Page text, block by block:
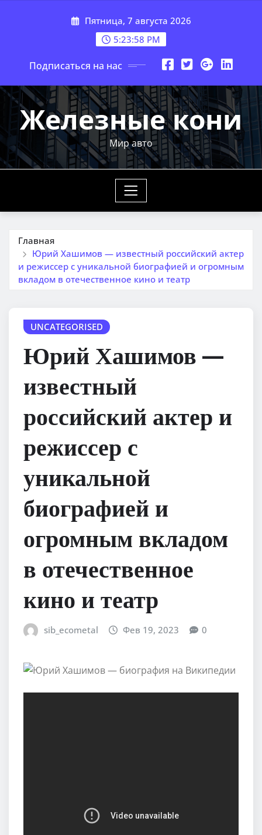
Пятница, 7 августа 2026
5:23:59 PM
Подписаться на нас
Железные кони
Мир авто
Главная
Юрий Хашимов — известный российский актер
и режиссер с уникальной биографией и огромным
вкладом в отечественное кино и театр
UNCATEGORISED
Юрий Хашимов —
известный
российский актер и
режиссер с
уникальной
биографией и
огромным вкладом
в отечественное
кино и театр
sib_ecometal Фев 19, 2023 0